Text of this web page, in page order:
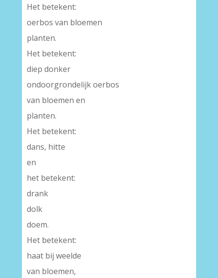
Het betekent:
oerbos van bloemen
planten.
Het betekent:
diep donker
ondoorgrondelijk oerbos
van bloemen en
planten.
Het betekent:
dans, hitte
en
het betekent:
drank
dolk
doem.
Het betekent:
haat bij weelde
van bloemen,